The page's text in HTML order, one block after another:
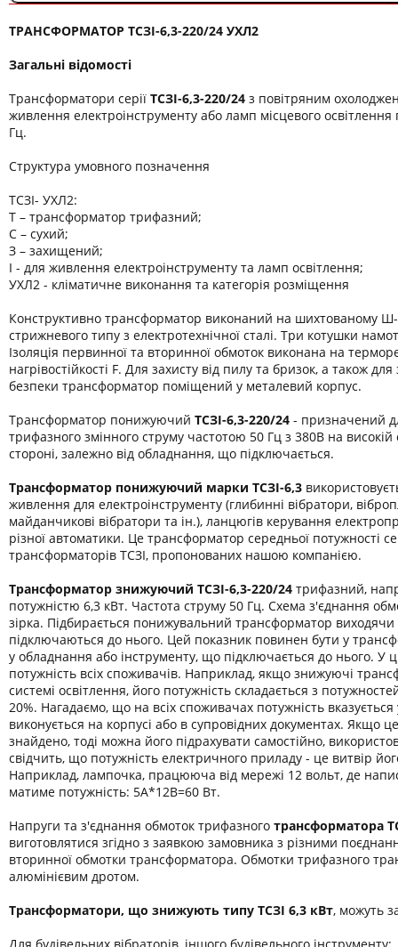
ТРАНСФОРМАТОР ТСЗІ-6,3-220/24 УХЛ2
Загальні відомості
Трансформатори серії ТСЗІ-6,3-220/24 з повітряним
живлення електроінструменту або ламп місцевого освітлення
Гц.
Структура умовного позначення
ТСЗІ- УХЛ2:
Т – трансформатор трифазний;
С – сухий;
З – захищений;
І - для живлення електроінструменту та ламп освітлення;
УХЛ2 - кліматичне виконання та категорія розміщення
Конструктивно трансформатор виконаний на шихтованому Ш-
стрижневого типу з електротехнічної сталі. Три котушки
Ізоляція первинної та вторинної обмоток виконана на
нагрівостійкості F. Для захисту від пилу та бризок, а також
безпеки трансформатор поміщений у металевий корпус.
Трансформатор понижуючий ТСЗІ-6,3-220/24 - призначений
трифазного змінного струму частотою 50 Гц з 380В на високій
стороні, залежно від обладнання, що підключається.
Трансформатор понижуючий марки ТСЗІ-6,3
живлення для електроінструменту (глибинні вібратори,
майданчикові вібратори та ін.), ланцюгів керування
різної автоматики. Це трансформатор середньої потужності
трансформаторів ТСЗІ, пропонованих нашою компанією.
Трансформатор знижуючий ТСЗІ-6,3-220/24 трифазний,
потужністю 6,3 кВт. Частота струму 50 Гц. Схема з'єднання
зірка. Підбирається понижувальний трансформатор
підключаються до нього. Цей показник повинен бути у
у обладнання або інструменту, що підключається до нього. У
потужність всіх споживачів. Наприклад, якщо знижуючі
системі освітлення, його потужність складається з
20%. Нагадаємо, що на всіх споживачах потужність
виконується на корпусі або в супровідних документах. Якщо
знайдено, тоді можна його підрахувати самостійно,
свідчить, що потужність електричного приладу - це витвір
Наприклад, лампочка, працююча від мережі 12 вольт, де
матиме потужність: 5А*12В=60 Вт.
Напруги та з'єднання обмоток трифазного трансформатора
виготовлятися згідно з заявкою замовника з різними
вторинної обмотки трансформатора. Обмотки трифазного
алюмінієвим дротом.
Трансформатори, що знижують типу ТСЗІ 6,3 кВт, можуть